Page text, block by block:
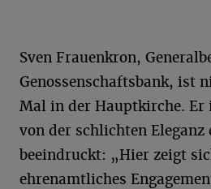
Sven Frauenkron,
Genossenschaftsbank, ist
Mal in der Hauptkirche. Er
von der schlichten Eleganz
beeindruckt: „Hier zeigt
ehrenamtliches